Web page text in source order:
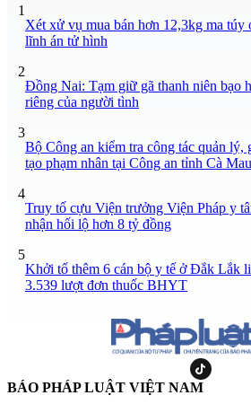
1
Xét xử vụ mua bán hơn 12,3kg ma
lĩnh án tử hình
2
Đồng Nai: Tạm giữ gã thanh niên bạo
riêng của người tình
3
Bộ Công an kiểm tra công tác quản lý,
tạo phạm nhân tại Công an tỉnh Cà Mau
4
Truy tố cựu Viện trưởng Viện Pháp y
nhận hối lộ hơn 8 tỷ đồng
5
Khởi tố thêm 6 cán bộ y tế ở Đắk Lắk
3.539 lượt đơn thuốc BHYT
BÁO PHÁP LUẬT VIỆT NAM